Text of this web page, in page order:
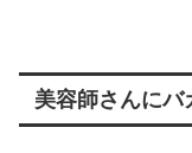
美容師さんにバ